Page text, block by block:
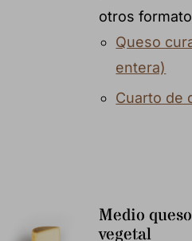
otros
Queso
entera)
Cuarto de
Medio
vegetal